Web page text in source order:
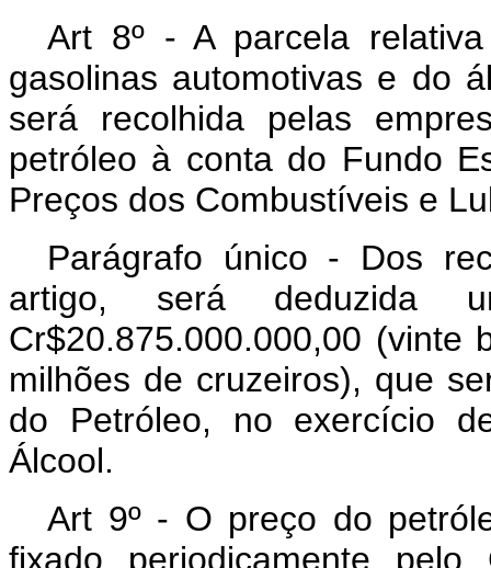
Art 8º - A parcela
gasolinas automotivas e do
será recolhida pelas
petróleo à conta do Fundo
Preços dos Combustíveis e
Parágrafo único - Dos
artigo, será deduzida
Cr$20.875.000.000,00 (vinte
milhões de cruzeiros), que
do Petróleo, no exercício
Álcool.
Art 9º - O preço do
fixado periodicamente